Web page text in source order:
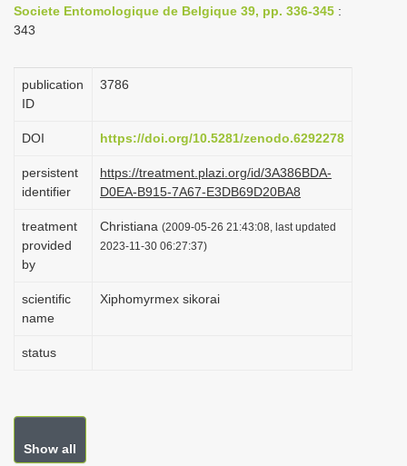
a
i
t
i
o
n
Societe Entomologique de Belgique 39, pp. 336-345 :
343
publication
ID
3786
DOI https://doi.org/10.5281/zenodo.6292278
persistent
identifier
https://treatment.plazi.org/id/3A386BDA-
D0EA-B915-7A67-E3DB69D20BA8
treatment
provided
by
Christiana (2009-05-26 21:43:08, last updated
2023-11-30 06:27:37)
scientific
name
Xiphomyrmex sikorai
status
Show all